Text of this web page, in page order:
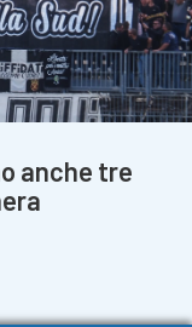
anche tre